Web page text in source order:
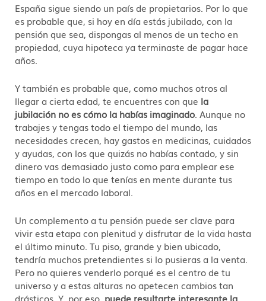
España sigue siendo un país de propietarios. Por lo que
es probable que, si hoy en día estás jubilado, con la
pensión que sea, dispongas al menos de un techo en
propiedad, cuya hipoteca ya terminaste de pagar hace
años.
Y también es probable que, como muchos otros al
llegar a cierta edad, te encuentres con que la
jubilación no es cómo la habías imaginado . Aunque no
trabajes y tengas todo el tiempo del mundo, las
necesidades crecen, hay gastos en medicinas, cuidados
y ayudas, con los que quizás no habías contado, y sin
dinero vas demasiado justo como para emplear ese
tiempo en todo lo que tenías en mente durante tus
años en el mercado laboral.
Un complemento a tu pensión puede ser clave para
vivir esta etapa con plenitud y disfrutar de la vida hasta
el último minuto. Tu piso, grande y bien ubicado,
tendría muchos pretendientes si lo pusieras a la venta.
Pero no quieres venderlo porqué es el centro de tu
universo y a estas alturas no apetecen cambios tan
drásticos. Y, por eso, puede resultarte interesante la